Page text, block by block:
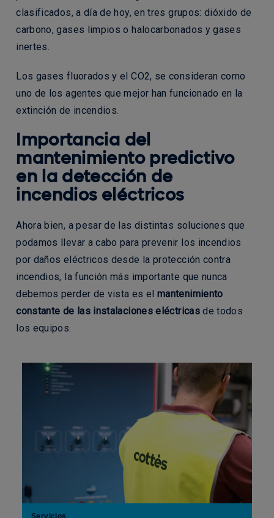
clasificados, a día de hoy, en tres grupos: dióxido de
carbono, gases limpios o halocarbonados y gases
inertes.
Los gases fluorados y el CO2, se consideran como
uno de los agentes que mejor han funcionado en la
extinción de incendios.
Importancia del
mantenimiento predictivo
en la detección de
incendios eléctricos
Ahora bien, a pesar de las distintas soluciones que
podamos llevar a cabo para prevenir los incendios
por daños eléctricos desde la protección contra
incendios, la función más importante que nunca
debemos perder de vista es elmantenimiento
constante de las instalaciones eléctricasde todos
los equipos.
Servicios